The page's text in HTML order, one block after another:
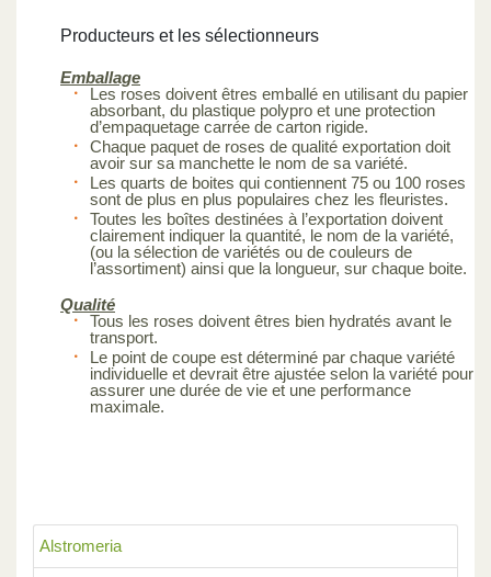
Alstromeria
Producteurs et les sélectionneurs
Emballage
Les roses doivent êtres emballé en utilisant du papier
absorbant, du plastique polypro et une protection
d’empaquetage carrée de carton rigide.
Chaque paquet de roses de qualité exportation doit
avoir sur sa manchette le nom de sa variété.
Les quarts de boites qui contiennent 75 ou 100 roses
sont de plus en plus populaires chez les fleuristes.
Toutes les boîtes destinées à l’exportation doivent
clairement indiquer la quantité, le nom de la variété,
(ou la sélection de variétés ou de couleurs de
l’assortiment) ainsi que la longueur, sur chaque boite.
Qualité
Tous les roses doivent êtres bien hydratés avant le
transport.
Le point de coupe est déterminé par chaque variété
individuelle et devrait être ajustée selon la variété pour
assurer une durée de vie et une performance
maximale.